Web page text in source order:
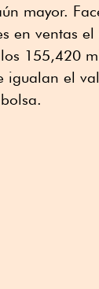
mayor.
en ventas
155,420
igualan el